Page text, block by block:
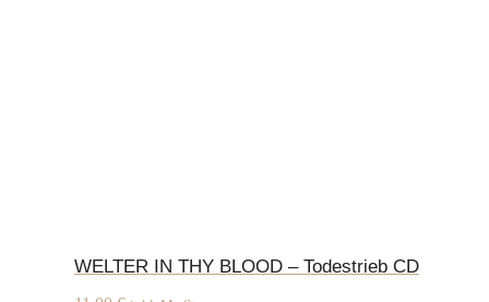
WELTER IN THY BLOOD – Todestrieb CD